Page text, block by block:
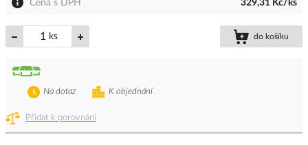
Cena s DPH 329,31 Kč/ks
ks do košíku
Přidat k porovnání
K objednání
Na dotaz